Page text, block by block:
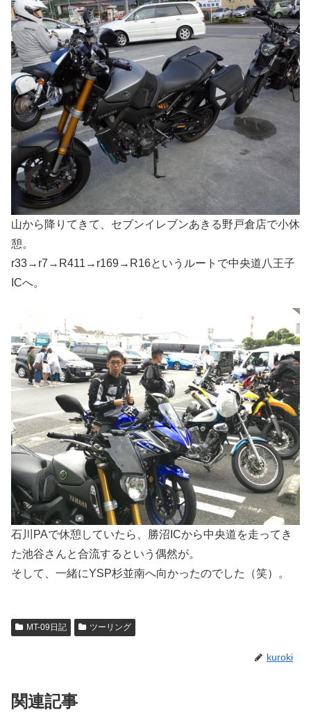
山から降りてきて、セブンイレブンあきる野戸倉店で小休
憩。
r33→r7→R411→r169→R16というルートで中央道八王子
ICへ。
石川PAで休憩していたら、勝沼ICから中央道を走ってき
た池谷さんと合流するという偶然が。
そして、一緒にYSP杉並南へ向かったのでした（笑）。
MT-09日記 ツーリング
kuroki
関連記事